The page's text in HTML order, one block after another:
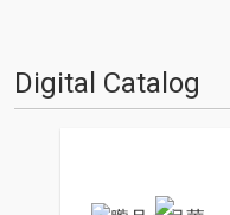
Digital Catalog